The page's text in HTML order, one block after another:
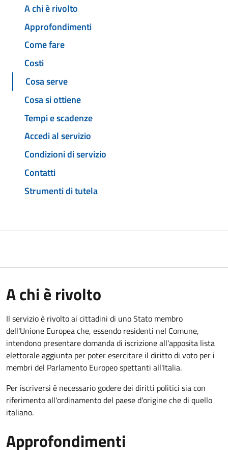
A chi è rivolto
Approfondimenti
Come fare
Costi
Cosa serve
Cosa si ottiene
Tempi e scadenze
Accedi al servizio
Condizioni di servizio
Contatti
Strumenti di tutela
A chi è rivolto
Il servizio è rivolto ai cittadini di uno Stato membro
dell'Unione Europea che, essendo residenti nel Comune,
intendono presentare domanda di iscrizione all'apposita lista
elettorale aggiunta per poter esercitare il diritto di voto per i
membri del Parlamento Europeo spettanti all'Italia.
Per iscriversi è necessario godere dei diritti politici sia con
riferimento all'ordinamento del paese d'origine che di quello
italiano.
Approfondimenti